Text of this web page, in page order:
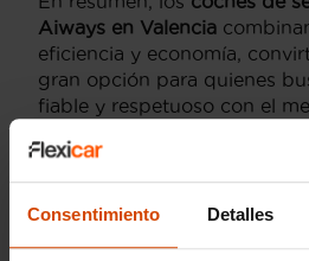
Consentimiento Detalles
Aiways en Valencia
eficiencia y economía,
gran opción para quienes
fiable y respetuoso con el
mejor se adapte a tus
tranquilidad de saber que
vehículos garantizados y